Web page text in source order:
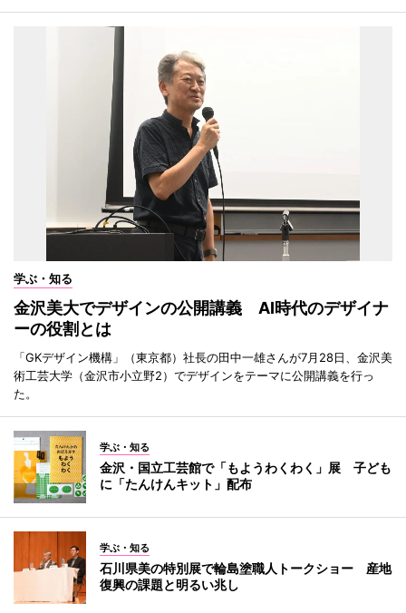
学ぶ・知る
金沢美大でデザインの公開講義 AI時代のデザイナ
ーの役割とは
「GKデザイン機構」（東京都）社長の田中一雄さんが7月28日、金沢美
術工芸大学（金沢市小立野2）でデザインをテーマに公開講義を行っ
た。
学ぶ・知る
金沢・国立工芸館で「もようわくわく」展 子ども
に「たんけんキット」配布
学ぶ・知る
石川県美の特別展で輪島塗職人トークショー 産地
復興の課題と明るい兆し